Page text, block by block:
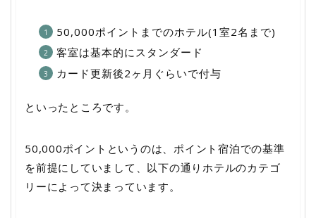
50,000ポイントまでのホテル(1室2名まで)
客室は基本的にスタンダード
カード更新後2ヶ月ぐらいで付与
といったところです。
50,000ポイントというのは、ポイント宿泊での基準
を前提にしていまして、以下の通りホテルのカテゴ
リーによって決まっています。